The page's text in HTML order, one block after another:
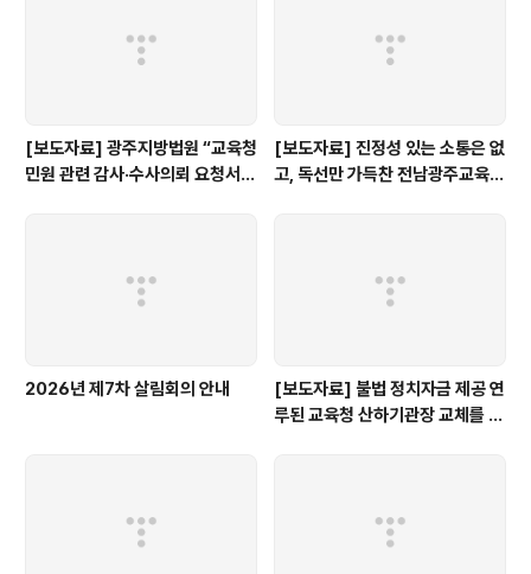
[보도자료] 광주지방법원 “교육청
민원 관련 감사·수사의뢰 요청서,
[보도자료] 진정성 있는 소통은 없
고, 독선만 가득찬 전남광주교육감
2026년 제7차 살림회의 안내
[보도자료] 불법 정치자금 제공 연
루된 교육청 산하기관장 교체를 촉